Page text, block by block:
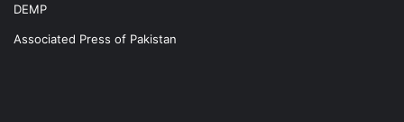
DEMP
Associated Press of Pakistan